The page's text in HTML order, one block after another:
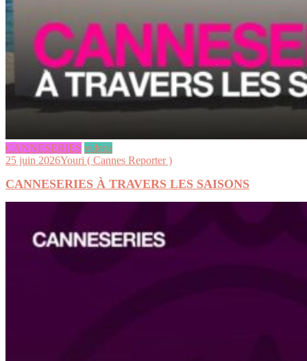
CANNESERIES videos
25 juin 2026Youri ( Cannes Reporter )
CANNESERIES À TRAVERS LES SAISONS